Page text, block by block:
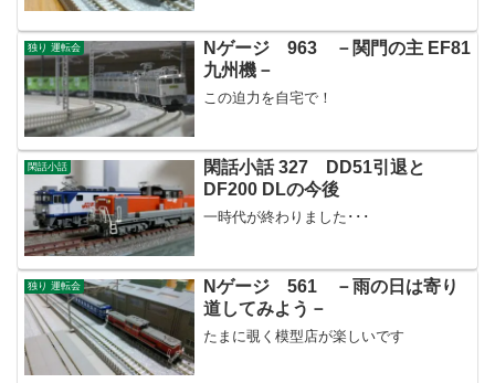
独り 運転会
Nゲージ 963 －関門の主 EF81
九州機－
この迫力を自宅で！
閑話小話
閑話小話 327 DD51引退と
DF200 DLの今後
一時代が終わりました･･･
独り 運転会
Nゲージ 561 －雨の日は寄り
道してみよう－
たまに覗く模型店が楽しいです